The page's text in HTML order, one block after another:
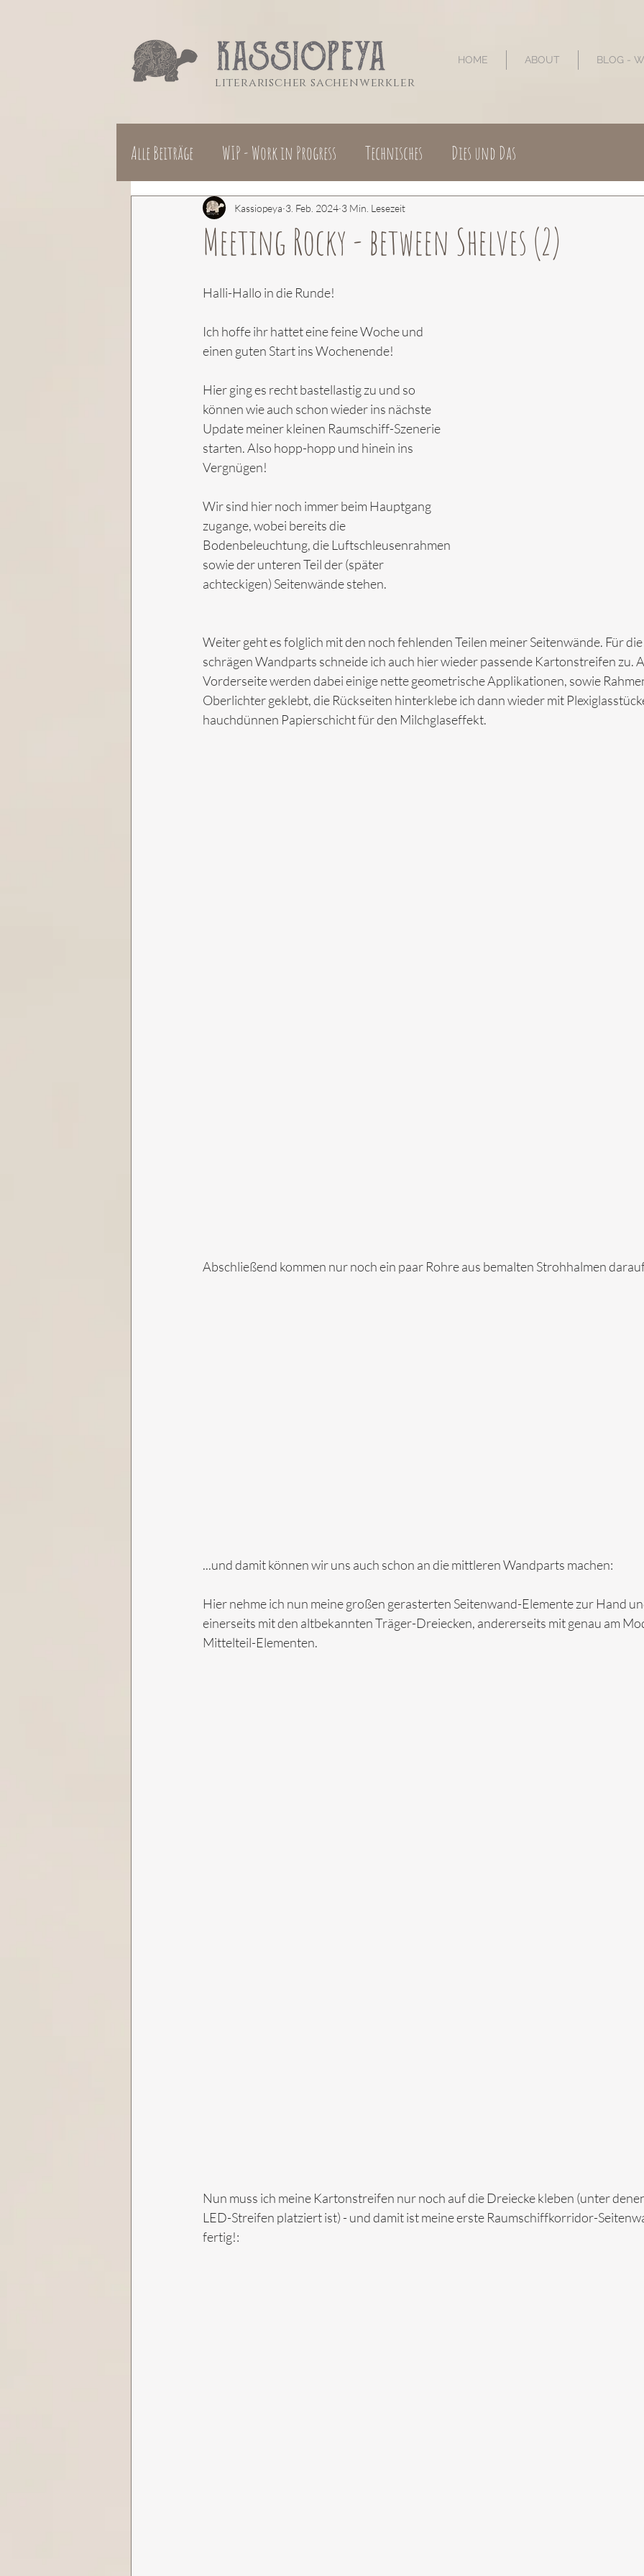
HOME ABOUT BLOG -
literarischer sachenwerkler
Alle Beiträge WIP - Work in Progress Technisches Dies und Das
Meeting Rocky - between Shelves (2)
Kassiopeya 3. Feb. 2024 3 Min. Lesezeit
Halli-Hallo in die Runde!
Ich hoffe ihr hattet eine feine Woche und
einen guten Start ins Wochenende!
Hier ging es recht bastellastig zu und so
können wie auch schon wieder ins nächste
Update meiner kleinen Raumschiff-Szenerie
starten. Also hopp-hopp und hinein ins
Vergnügen!
Wir sind hier noch immer beim Hauptgang
zugange, wobei bereits die
Bodenbeleuchtung, die Luftschleusenrahmen
sowie der unteren Teil der (später
achteckigen) Seitenwände stehen.
Weiter geht es folglich mit den noch fehlenden Teilen meiner Seitenwände. Für
schrägen Wandparts schneide ich auch hier wieder passende Kartonstreifen zu.
Vorderseite werden dabei einige nette geometrische Applikationen, sowie
Oberlichter geklebt, die Rückseiten hinterklebe ich dann wieder mit
hauchdünnen Papierschicht für den Milchglaseffekt.
Abschließend kommen nur noch ein paar Rohre aus bemalten Strohhalmen
...und damit können wir uns auch schon an die mittleren Wandparts machen:
Hier nehme ich nun meine großen gerasterten Seitenwand-Elemente zur Hand
einerseits mit den altbekannten Träger-Dreiecken, andererseits mit genau am
Mittelteil-Elementen.
Nun muss ich meine Kartonstreifen nur noch auf die Dreiecke kleben (unter
LED-Streifen platziert ist) - und damit ist meine erste Raumschiffkorridor-
fertig!: